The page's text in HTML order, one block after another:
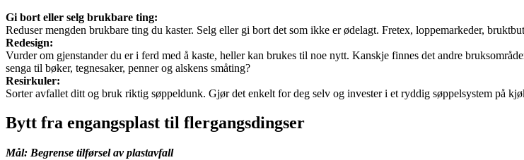
Gi bort eller selg brukbare ting:
Reduser mengden brukbare ting du kaster. Selg eller gi bort det som ikke er ødelagt. Fretex, loppemarkeder,
Redesign:
Vurder om gjenstander du er i ferd med å kaste, heller kan brukes til noe nytt. Kanskje finnes det andre
senga til bøker, tegnesaker, penner og alskens småting?
Resirkuler:
Sorter avfallet ditt og bruk riktig søppeldunk. Gjør det enkelt for deg selv og invester i et ryddig søppelsystem på
Bytt fra engangsplast til flergangsdingser
Mål: Begrense tilførsel av plastavfall